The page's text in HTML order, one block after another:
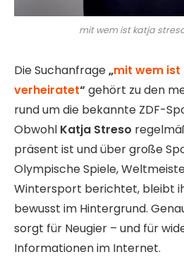
mit wem ist katja
Die Suchanfrage„mit wem ist
verheiratet“ gehört zu den
rund um die bekannte ZDF-
Obwohl Katja Streso
präsent ist und über große
Olympische Spiele,
Wintersport berichtet, bleibt
bewusst im Hintergrund.
sorgt für Neugier – und für
Informationen im Internet.